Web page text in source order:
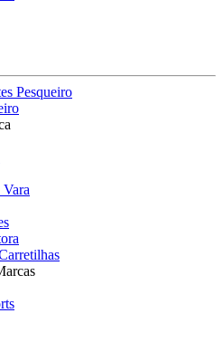
Pesqueiro